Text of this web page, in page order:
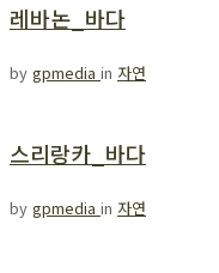
레바논_바다
by gpmedia in 자연
스리랑카_바다
by gpmedia in 자연